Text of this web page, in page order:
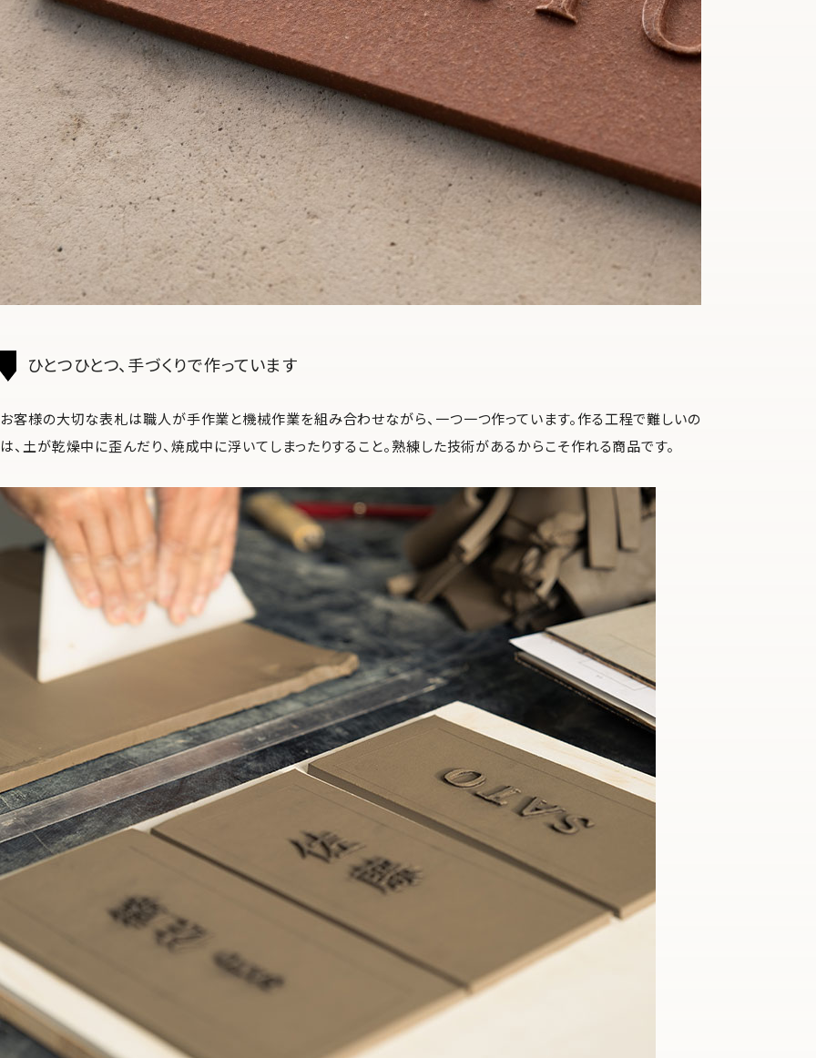
ひとつひとつ、手づくりで作っています
お客様の大切な表札は職人が手作業と機械作業を組み合わせながら、一つ一つ作っています。作る工程で難しいの
は、土が乾燥中に歪んだり、焼成中に浮いてしまったりすること。熟練した技術があるからこそ作れる商品です。